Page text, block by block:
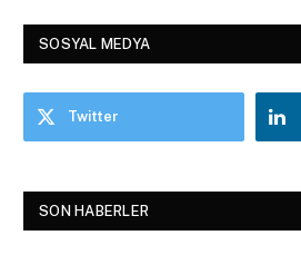
SOSYAL MEDYA
Twitter
SON HABERLER